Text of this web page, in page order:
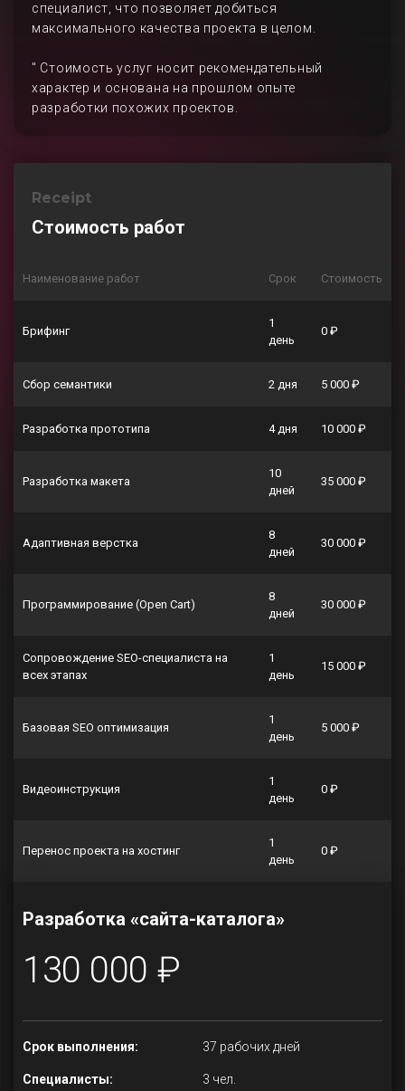
специалист, что позволяет добиться
максимального качества проекта в целом.
" Стоимость услуг носит рекомендательный
характер и основана на прошлом опыте
разработки похожих проектов.
Receipt
Стоимость работ
Наименование работ Срок Стоимость
Брифинг
1
день
0 ₽
Сбор семантики 2 дня 5 000 ₽
Разработка прототипа 4 дня 10 000 ₽
Разработка макета
10
дней
35 000 ₽
Адаптивная верстка
8
дней
30 000 ₽
Программирование (Open Cart)
8
дней
30 000 ₽
Сопровождение SEO-специалиста на
всех этапах
1
день
15 000 ₽
Базовая SEO оптимизация
1
день
5 000 ₽
Видеоинструкция
1
день
0 ₽
Перенос проекта на хостинг
1
день
0 ₽
Разработка «сайта-каталога»
130 000 ₽
Срок выполнения: 37 рабочих дней
Специалисты: 3 чел.